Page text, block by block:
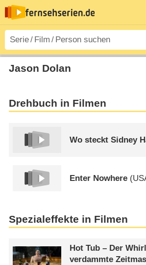
Jason Dolan
Drehbuch in Filmen
Wo steckt Sidney
Enter Nowhere (
Spezialeffekte in Filmen
Hot Tub – Der
verdammte